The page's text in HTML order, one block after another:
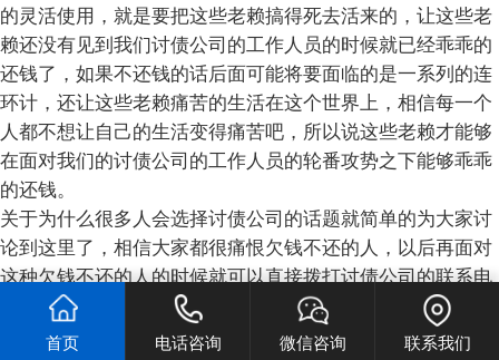
的灵活使用，就是要把这些老赖搞得死去活来的，让这些老
赖还没有见到我们讨债公司的工作人员的时候就已经乖乖的
还钱了，如果不还钱的话后面可能将要面临的是一系列的连
环计，还让这些老赖痛苦的生活在这个世界上，相信每一个
人都不想让自己的生活变得痛苦吧，所以说这些老赖才能够
在面对我们的讨债公司的工作人员的轮番攻势之下能够乖乖
的还钱。
关于为什么很多人会选择讨债公司的话题就简单的为大家讨
论到这里了，相信大家都很痛恨欠钱不还的人，以后再面对
这种欠钱不还的人的时候就可以直接拨打讨债公司的联系电
话，讨债公司的工作人员会非常热心的接待大家，会为客户
提出多种多样得套袋的方法和策略，能够非常及时的帮助大
首页 电话咨询 微信咨询 联系我们